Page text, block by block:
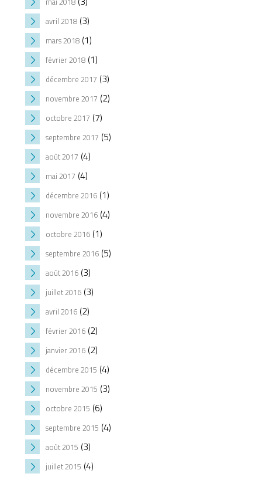
avril 2018(3)
mars 2018(1)
février 2018(1)
décembre 2017 (3)
novembre 2017 (2)
octobre 2017 (7)
septembre 2017 (5)
août 2017 (4)
mai 2017 (4)
décembre 2016(1)
novembre 2016(4)
octobre 2016(1)
septembre 2016(5)
août 2016(3)
juillet 2016(3)
avril 2016(2)
février 2016(2)
janvier 2016(2)
décembre 2015 (4)
novembre 2015 (3)
octobre 2015 (6)
septembre 2015 (4)
août 2015 (3)
juillet 2015 (4)